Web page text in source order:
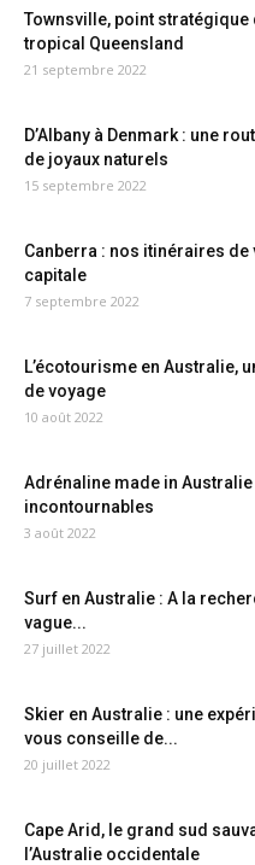
Townsville, point stratégique
tropical Queensland
21 septembre 2022
D’Albany à Denmark : une
de joyaux naturels
15 septembre 2022
Canberra : nos itinéraires de
capitale
7 septembre 2022
L’écotourisme en Australie,
de voyage
10 août 2022
Adrénaline made in
incontournables
3 août 2022
Surf en Australie : A la
vague...
27 juillet 2022
Skier en Australie : une
vous conseille de...
20 juillet 2022
Cape Arid, le grand sud
l’Australie occidentale